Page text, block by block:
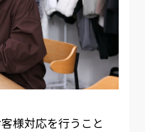
様対応を行うこと